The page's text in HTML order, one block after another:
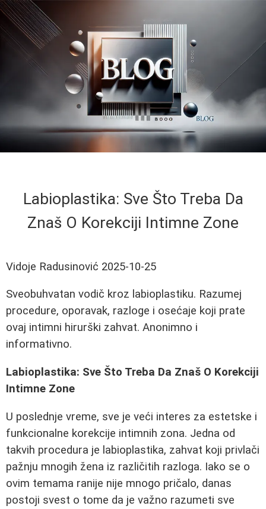
Labioplastika: Sve Što Treba Da
Znaš O Korekciji Intimne Zone
Vidoje Radusinović 2025-10-25
Sveobuhvatan vodič kroz labioplastiku. Razumej
procedure, oporavak, razloge i osećaje koji prate
ovaj intimni hirurški zahvat. Anonimno i
informativno.
Labioplastika: Sve Što Treba Da Znaš O Korekciji
Intimne Zone
U poslednje vreme, sve je veći interes za estetske i
funkcionalne korekcije intimnih zona. Jedna od
takvih procedura je labioplastika, zahvat koji privlači
pažnju mnogih žena iz različitih razloga. Iako se o
ovim temama ranije nije mnogo pričalo, danas
postoji svest o tome da je važno razumeti sve